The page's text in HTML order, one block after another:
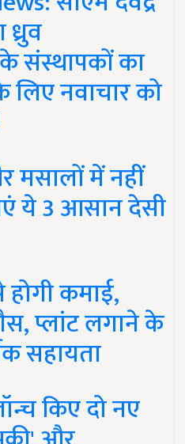
संस्थापकों का
लिए नवाचार को
मसालों में नहीं
ये 3 आसान देसी
कमाई,
प्लांट लगाने के
सहायता
किए दो नए